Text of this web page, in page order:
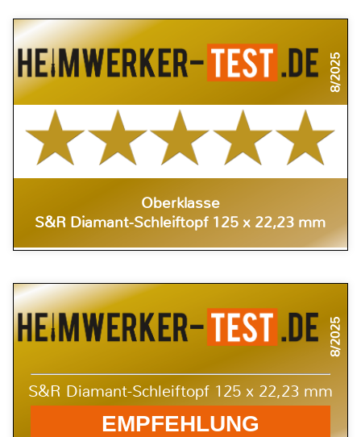
8/2025
Oberklasse
S&R Diamant-Schleiftopf 125 x 22,23 mm
8/2025
S&R Diamant-Schleiftopf 125 x 22,23 mm
EMPFEHLUNG